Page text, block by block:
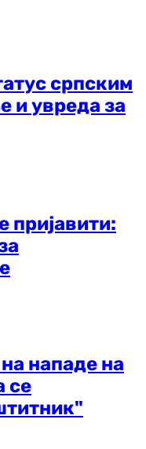
српским
и увреда за
пријавити:
нападе на
се